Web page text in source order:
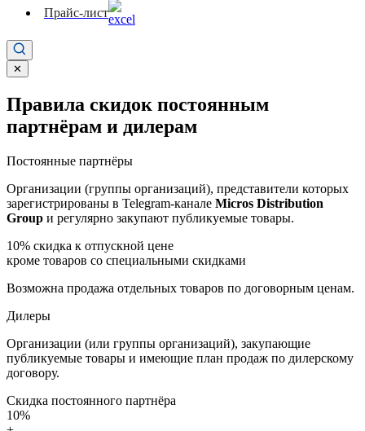
Прайс-лист
✕
Правила скидок постоянным
партнёрам и дилерам
Постоянные партнёры
Организации (группы организаций), представители которых
зарегистрированы в Telegram-канале Micros Distribution
Group и регулярно закупают публикуемые товары.
10% скидка к отпускной цене
кроме товаров со специальными скидками
Возможна продажа отдельных товаров по договорным ценам.
Дилеры
Организации (или группы организаций), закупающие
публикуемые товары и имеющие план продаж по дилерскому
договору.
Скидка постоянного партнёра
10%